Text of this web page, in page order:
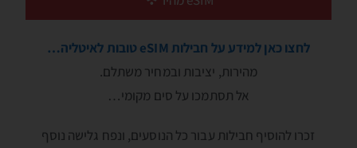
לחצו כאן למידע על חבילות eSIM טובות לאיטליה…
מהירות, יציבות ובמחיר משתלם.
אל תסתמכו על סים מקומי…
זכרו להוסיף חבילות עבור כל הנוסעים, ונפח גלישה נוסף